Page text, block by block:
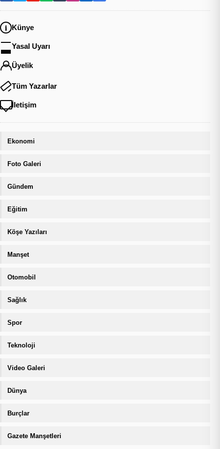
Künye
Yasal Uyarı
Üyelik
Tüm Yazarlar
İletişim
Ekonomi
Foto Galeri
Gündem
Eğitim
Köşe Yazıları
Manşet
Otomobil
Sağlık
Spor
Teknoloji
Video Galeri
Dünya
Burçlar
Gazete Manşetleri